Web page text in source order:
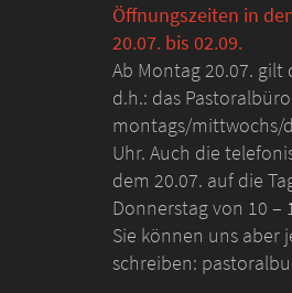
Öffnungszeiten in
20.07. bis 02.09.
Ab Montag 20.07.
d.h.: das
montags/mittwochs/
Uhr. Auch die
dem 20.07. auf die
Donnerstag von 10 –
Sie können uns aber
schreiben: